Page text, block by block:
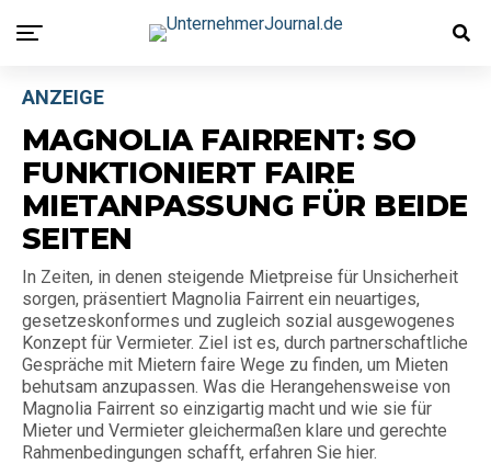
ANZEIGE
MAGNOLIA FAIRRENT: SO
FUNKTIONIERT FAIRE
MIETANPASSUNG FÜR BEIDE
SEITEN
In Zeiten, in denen steigende Mietpreise für Unsicherheit
sorgen, präsentiert Magnolia Fairrent ein neuartiges,
gesetzeskonformes und zugleich sozial ausgewogenes
Konzept für Vermieter. Ziel ist es, durch partnerschaftliche
Gespräche mit Mietern faire Wege zu finden, um Mieten
behutsam anzupassen. Was die Herangehensweise von
Magnolia Fairrent so einzigartig macht und wie sie für
Mieter und Vermieter gleichermaßen klare und gerechte
Rahmenbedingungen schafft, erfahren Sie hier.